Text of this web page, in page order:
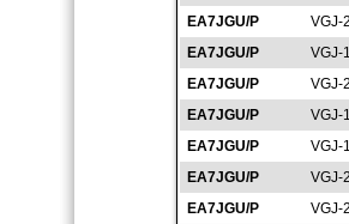
EA7JGU/P
VGJ-
EA7JGU/P
VGJ-
EA7JGU/P
VGJ-
EA7JGU/P
VGJ-
EA7JGU/P
VGJ-
EA7JGU/P
VGJ-
EA7JGU/P
VGJ-